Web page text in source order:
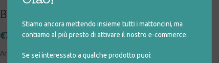
Stiamo ancora mettendo insieme tutti i mattoncini, ma
contiamo al più presto di attivare il nostro e-commerce.
Se sei interessato a qualche prodotto puoi:
B-DAMAN – LIGHTNING DRAVISE
€7,00
Anno: 2013 – Altezza: 11 cm – Con palline-proiettili